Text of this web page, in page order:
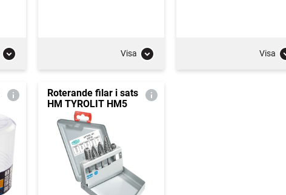
Visa Visa
Roterande filar i sats
HM TYROLIT HM5